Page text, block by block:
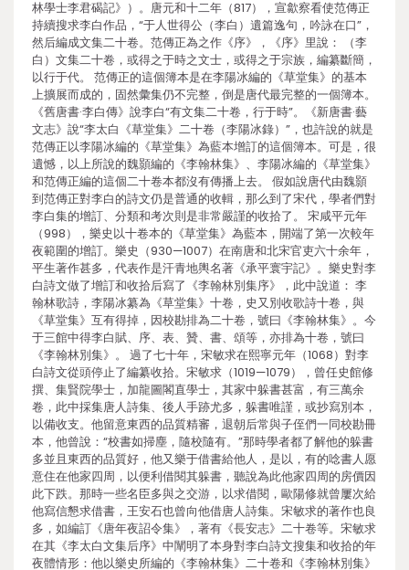
林學士李君碣記》）。唐元和十二年（817），宣歙察看使范傳正
持續搜求李白作品，“于人世得公（李白）遺篇逸句，吟詠在口”，
然后編成文集二十卷。范傳正為之作《序》，《序》里說： （李
白）文集二十卷，或得之于時之文士，或得之于宗族，編纂斷簡，
以行于代。 范傳正的這個簿本是在李陽冰編的《草堂集》的基本
上擴展而成的，固然彙集仍不完整，倒是唐代最完整的一個簿本。
《舊唐書·李白傳》說李白“有文集二十卷，行于時”。《新唐書·藝
文志》說“李太白《草堂集》二十卷（李陽冰錄）”，也許說的就是
范傳正以李陽冰編的《草堂集》為藍本增訂的這個簿本。可是，很
遺憾，以上所說的魏顥編的《李翰林集》、李陽冰編的《草堂集》
和范傳正編的這個二十卷本都沒有傳播上去。 假如說唐代由魏顥
到范傳正對李白的詩文仍是普通的收輯，那么到了宋代，學者們對
李白集的增訂、分類和考次則是非常嚴謹的收拾了。 宋咸平元年
（998），樂史以十卷本的《草堂集》為藍本，開端了第一次較年
夜範圍的增訂。樂史（930—1007）在南唐和北宋官吏六十余年，
平生著作甚多，代表作是汗青地輿名著《承平寰宇記》。樂史對李
白詩文做了增訂和收拾后寫了《李翰林別集序》，此中說道： 李
翰林歌詩，李陽冰纂為《草堂集》十卷，史又別收歌詩十卷，與
《草堂集》互有得掉，因校勘排為二十卷，號曰《李翰林集》。今
于三館中得李白賦、序、表、贊、書、頌等，亦排為十卷，號曰
《李翰林別集》。 過了七十年，宋敏求在熙寧元年（1068）對李
白詩文從頭停止了編纂收拾。宋敏求（1019—1079），曾任史館修
撰、集賢院學士，加龍圖閣直學士，其家中躲書甚富，有三萬余
卷，此中採集唐人詩集、後人手跡尤多，躲書唯謹，或抄寫別本，
以備收支。他留意東西的品質精審，退朝后常與子侄們一同校勘冊
本，他曾說：“校書如掃塵，隨校隨有。”那時學者都了解他的躲書
多並且東西的品質好，他又樂于借書給他人，是以，有的唸書人愿
意住在他家四周，以便利借閱其躲書，聽說為此他家四周的房價因
此下跌。那時一些名臣多與之交游，以求借閱，歐陽修就曾屢次給
他寫信懇求借書，王安石也曾向他借唐人詩集。宋敏求的著作也良
多，如編訂《唐年夜詔令集》，著有《長安志》二十卷等。宋敏求
在其《李太白文集后序》中闡明了本身對李白詩文搜集和收拾的年
夜體情形：他以樂史所編的《李翰林集》二十卷和《李翰林別集》